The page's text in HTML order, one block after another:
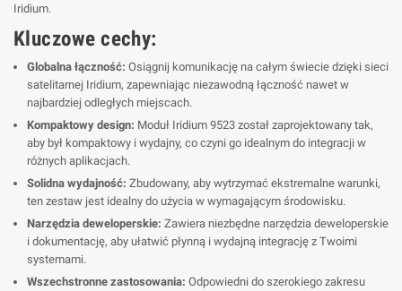
Iridium.
Kluczowe cechy:
Globalna łączność: Osiągnij komunikację na całym świecie dzięki sieci
satelitarnej Iridium, zapewniając niezawodną łączność nawet w
najbardziej odległych miejscach.
Kompaktowy design: Moduł Iridium 9523 został zaprojektowany tak,
aby był kompaktowy i wydajny, co czyni go idealnym do integracji w
różnych aplikacjach.
Solidna wydajność: Zbudowany, aby wytrzymać ekstremalne warunki,
ten zestaw jest idealny do użycia w wymagającym środowisku.
Narzędzia deweloperskie: Zawiera niezbędne narzędzia deweloperskie
i dokumentację, aby ułatwić płynną i wydajną integrację z Twoimi
systemami.
Wszechstronne zastosowania: Odpowiedni do szerokiego zakresu